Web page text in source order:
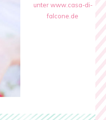
unter www.casa-di-
falcone.de